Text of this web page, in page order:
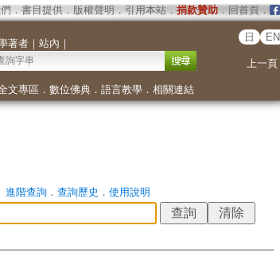
． 書目提供． 版權聲明 ． 引用本站． 捐款贊助．回首頁．
著者｜ 站內 ｜
日 EN
上一頁
文專區 ． 數位佛典． 語言教學． 相關連結
進階查詢． 查詢歷史 ． 使用說明